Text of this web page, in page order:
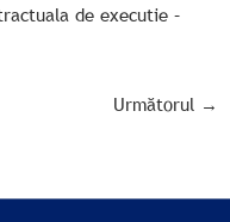
de executie –
Următorul →